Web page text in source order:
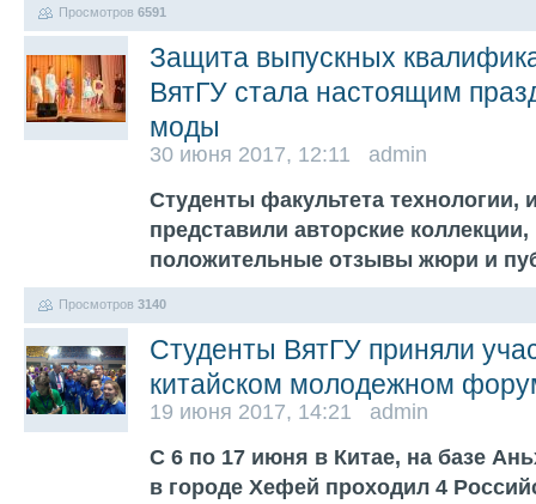
Просмотров 6591
Защита выпускных
ВятГУ стала настоящим
моды
30 июня 2017, 12:11 admin
Студенты факультета технологии,
представили авторские
положительные отзывы жюри и
Просмотров 3140
Студенты ВятГУ приняли
китайском молодежном
19 июня 2017, 14:21 admin
С 6 по 17 июня в Китае, на базе
в городе Хефей проходил 4